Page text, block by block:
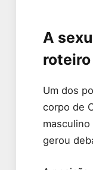
A
roteiro
Um dos
corpo de
gerou